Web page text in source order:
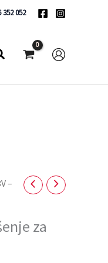
352 052
–
za